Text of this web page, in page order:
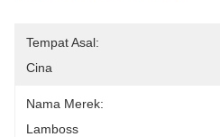
Tempat Asal:
Cina
Nama Merek:
Lamboss